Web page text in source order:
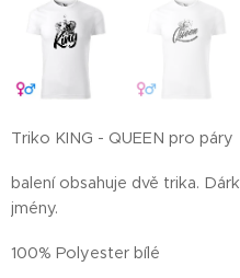
Triko KING - QUEEN pro páry
balení obsahuje dvě trika.
jmény.
100% Polyester bílé